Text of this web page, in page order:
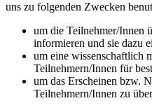
uns zu folgenden Zwecken
um die Teilnehmer/Innen
informieren und sie dazu
um eine wissenschaftlich
Teilnehmern/Innen für
um das Erscheinen bzw.
Teilnehmern/Innen zu